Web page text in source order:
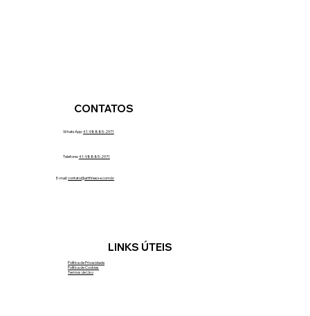
LINKS ÚTEIS
Política de Privacidade
Política de Cookies
Termos de Uso
CONTATOS
Telefone:41-98885-2971
WhatsApp:41-98885-2971
E-mail:contato@artfinesse.com.br